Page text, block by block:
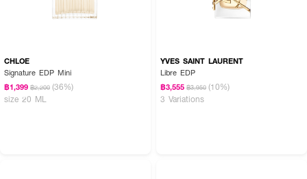
CHLOE
Signature EDP Mini
฿1,399 ฿2,200 (36%)
size 20 ML
YVES SAINT LAURENT
Libre EDP
฿3,555 ฿3,950 (10%)
3 Variations